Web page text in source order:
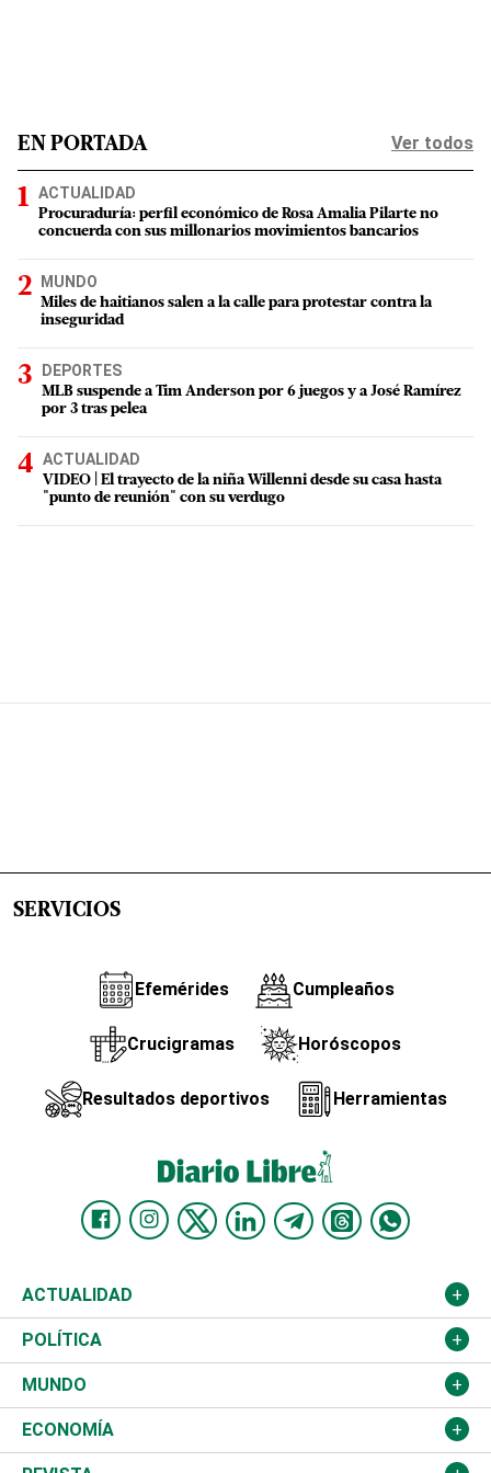
EN PORTADA Ver todos
ACTUALIDAD
Procuraduría: perfil económico de Rosa Amalia Pilarte no
concuerda con sus millonarios movimientos bancarios
MUNDO
Miles de haitianos salen a la calle para protestar contra la
inseguridad
DEPORTES
MLB suspende a Tim Anderson por 6 juegos y a José Ramírez
por 3 tras pelea
ACTUALIDAD
VIDEO | El trayecto de la niña Willenni desde su casa hasta
"punto de reunión" con su verdugo
SERVICIOS
Efemérides Cumpleaños
Crucigramas Horóscopos
Resultados deportivos Herramientas
ACTUALIDAD
Nacional
Ciudad
Educación
POLÍTICA
Partidos
JCE
MUNDO
Estados Unidos
ECONOMÍA